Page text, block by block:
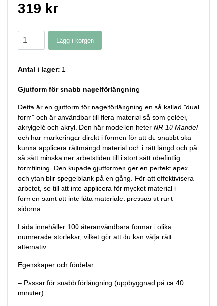
319 kr
Lägg i korgen
Antal i lager: 1
Gjutform för snabb nagelförlängning
Detta är en gjutform för nagelförlängning en så kallad "dual
form" och är användbar till flera material så som geléer,
akrylgelé och akryl. Den här modellen heter NR 10 Mandel
och har markeringar direkt i formen för att du snabbt ska
kunna applicera rättmängd material och i rätt längd och på
så sätt minska ner arbetstiden till i stort sätt obefintlig
formfilning. Den kupade gjutformen ger en perfekt apex
och ytan blir spegelblank på en gång. För att effektivisera
arbetet, se till att inte applicera för mycket material i
formen samt att inte låta materialet pressas ut runt
sidorna.
Låda innehåller 100 återanvändbara formar i olika
numrerade storlekar, vilket gör att du kan välja rätt
alternativ.
Egenskaper och fördelar:
– Passar för snabb förlängning (uppbyggnad på ca 40
minuter)